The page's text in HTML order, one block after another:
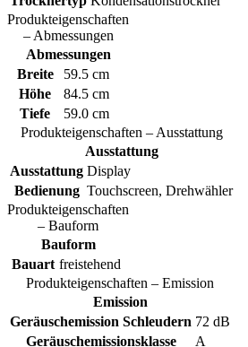
Produkteigenschaften
– Abmessungen
Abmessungen
Breite
59.5 cm
Höhe
84.5 cm
Tiefe
59.0 cm
Produkteigenschaften – Ausstattung
Ausstattung
Ausstattung Display
Bedienung Touchscreen, Drehwähler
Produkteigenschaften
– Bauform
Bauform
Bauart freistehend
Produkteigenschaften – Emission
Emission
Geräuschemission Schleudern 72 dB
Geräuschemissionsklasse
A